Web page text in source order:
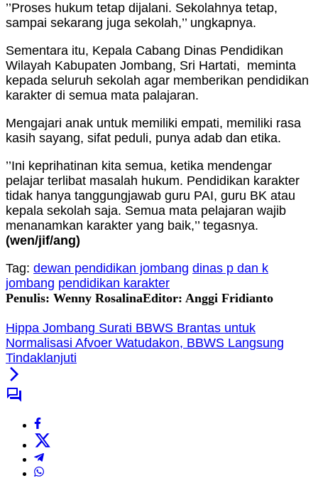
’’Proses hukum tetap dijalani. Sekolahnya tetap,
sampai sekarang juga sekolah,’’ ungkapnya.
Sementara itu, Kepala Cabang Dinas Pendidikan
Wilayah Kabupaten Jombang, Sri Hartati, meminta
kepada seluruh sekolah agar memberikan pendidikan
karakter di semua mata palajaran.
Mengajari anak untuk memiliki empati, memiliki rasa
kasih sayang, sifat peduli, punya adab dan etika.
’’Ini keprihatinan kita semua, ketika mendengar
pelajar terlibat masalah hukum. Pendidikan karakter
tidak hanya tanggungjawab guru PAI, guru BK atau
kepala sekolah saja. Semua mata pelajaran wajib
menanamkan karakter yang baik,’’ tegasnya.
(wen/jif/ang)
Tag: dewan pendidikan jombang dinas p dan k
jombang pendidikan karakter
Penulis: Wenny RosalinaEditor: Anggi Fridianto
Hippa Jombang Surati BBWS Brantas untuk
Normalisasi Afvoer Watudakon, BBWS Langsung
Tindaklanjuti